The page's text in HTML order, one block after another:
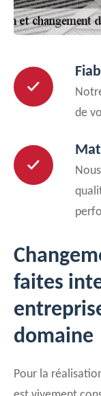
de
faites
domaine
Pour la